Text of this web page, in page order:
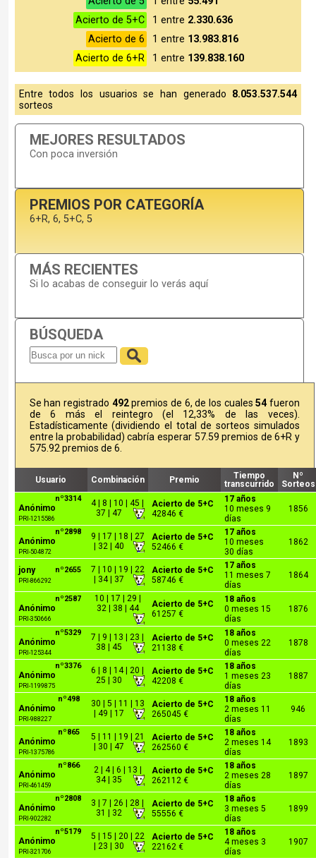
Acierto de 5+C
1 entre 2.330.636
Acierto de 6
1 entre 13.983.816
Acierto de 6+R
1 entre 139.838.160
Entre todos los usuarios se han generado 8.053.537.544
sorteos
MEJORES RESULTADOS
Con poca inversión
PREMIOS POR CATEGORÍA
6+R, 6, 5+C, 5
MÁS RECIENTES
Si lo acabas de conseguir lo verás aquí
BÚSQUEDA
Se han registrado 492premios de 6, de los cuales54fueron
de 6 más el reintegro (el 12,33% de las veces).
Estadísticamente (dividiendo el total de sorteos simulados
entre la probabilidad) cabría esperar 57.59 premios de 6+R y
575.92 premios de 6.
Usuario Combinación Premio
Tiempo
transcurrido
Nº
Sorteos
nº3314
Anónimo
PRI-1215586
4 | 8 | 10 | 45 |
37 | 47
Acierto de 5+C
42846 €
17 años
10 meses 9
días
1856
nº2898
Anónimo
PRI-504872
9 | 17 | 18 | 27
| 32 | 40
Acierto de 5+C
52466 €
17 años
10 meses
30 días
1862
nº2655
jony
PRI-866292
7 | 10 | 19 | 22
| 34 | 37
Acierto de 5+C
58746 €
17 años
11 meses 7
días
1864
nº2587
Anónimo
PRI-350666
10 | 17 | 29 |
32 | 38 | 44
Acierto de 5+C
61257 €
18 años
0 meses 15
días
1876
nº5329
Anónimo
PRI-125344
7 | 9 | 13 | 23 |
38 | 45
Acierto de 5+C
21138 €
18 años
0 meses 22
días
1878
nº3376
Anónimo
PRI-1199875
6 | 8 | 14 | 20 |
25 | 30
Acierto de 5+C
42208 €
18 años
1 meses 23
días
1887
nº498
Anónimo
PRI-988227
30 | 5 | 11 | 13
| 49 | 17
Acierto de 5+C
265045 €
18 años
2 meses 11
días
946
nº865
Anónimo
PRI-1375786
5 | 11 | 19 | 21
| 30 | 47
Acierto de 5+C
262560 €
18 años
2 meses 14
días
1893
nº866
Anónimo
PRI-461459
2 | 4 | 6 | 13 |
34 | 35
Acierto de 5+C
262112 €
18 años
2 meses 28
días
1897
nº2808
Anónimo
PRI-902282
3 | 7 | 26 | 28 |
31 | 32
Acierto de 5+C
55556 €
18 años
3 meses 5
días
1899
nº5179
Anónimo
PRI-321706
5 | 15 | 20 | 22
| 23 | 30
Acierto de 5+C
22162 €
18 años
4 meses 3
días
1907